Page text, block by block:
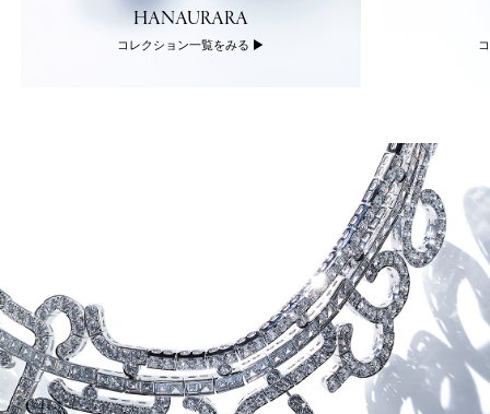
HANAURARA
コレクション一覧をみる